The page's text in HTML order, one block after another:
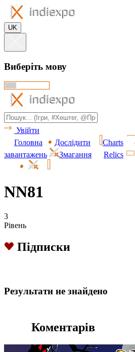
UK
Виберіть мову
Увійти
Головна
Дослідити Charts
завантажень
Змагання Relics
NN81
3
Рівень
Підписки
Результати не знайдено
Коментарів